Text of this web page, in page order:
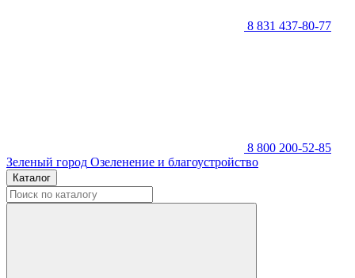
8 831 437-80-77
8 800 200-52-85
Зеленый город Озеленение и благоустройство
Каталог